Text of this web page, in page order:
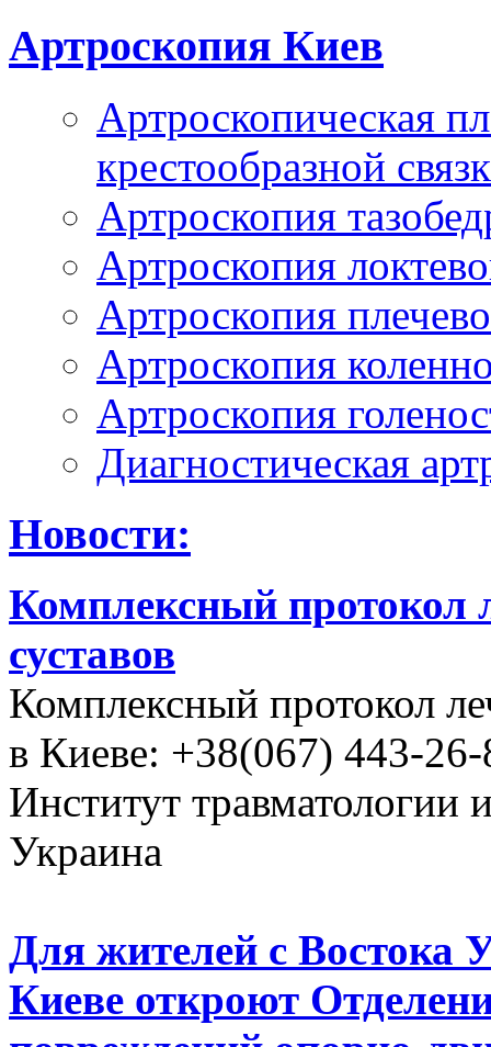
Артроскопия Киев
Артроскопическая
крестообразной
Артроскопия
Артроскопия
Артроскопия
Артроскопия
Артроскопия
Диагностическая
Новости:
Комплексный протокол
суставов
Комплексный протокол
в Киеве: +38(067) 443-
Институт
Украина
Для жителей с
Киеве откроют